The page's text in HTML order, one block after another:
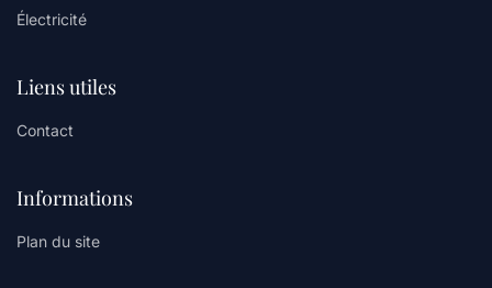
Électricité
Liens utiles
Contact
Informations
Plan du site